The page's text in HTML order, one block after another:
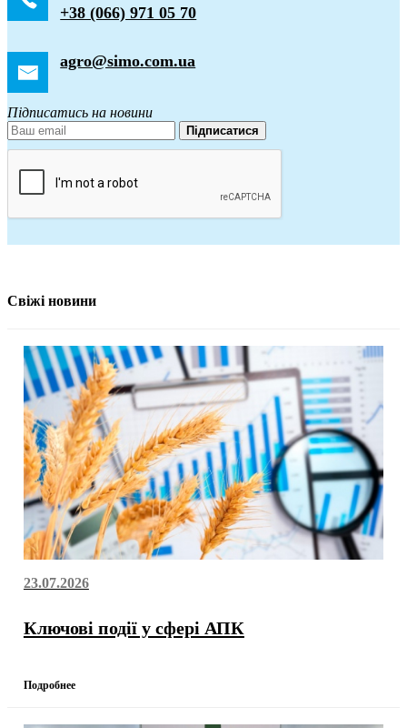
+38 (066) 971 05 70
agro@simo.com.ua
Підписатись на новини
Підписатися
Свіжі новини
23.07.2026
Ключові події у сфері АПК
Подробнее